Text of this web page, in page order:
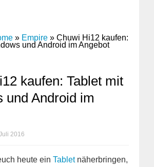
» Empire » Chuwi Hi12 kaufen:
und Android im Angebot
kaufen: Tablet mit
und Android im
2016
heute ein Tabletnäherbringen,